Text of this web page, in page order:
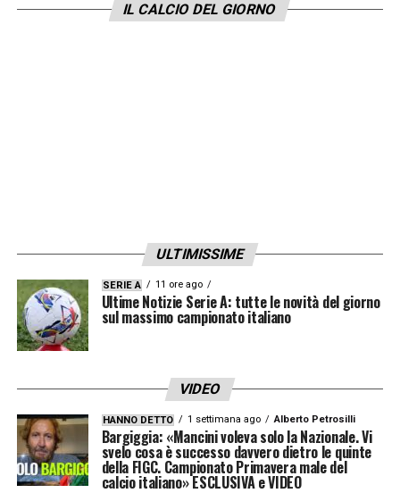
non è da tutti. Sogno? Vorrei giocare in
IL CALCIO DEL GIORNO
ULTIMISSIME
SERIE A 11 ore ago
Ultime Notizie Serie A: tutte le novità del giorno
sul massimo campionato italiano
VIDEO
HANNO DETTO 1 settimana ago Alberto Petrosilli
Bargiggia: «Mancini voleva solo la Nazionale. Vi
svelo cosa è successo davvero dietro le quinte
della FIGC. Campionato Primavera male del
calcio italiano» ESCLUSIVA e VIDEO